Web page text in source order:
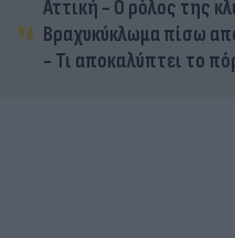
Αττική - Ο ρόλος της
Βραχυκύκλωμα πίσω
- Τι αποκαλύπτει το